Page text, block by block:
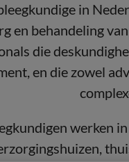
in
en behandeling
die
en die zowel
werken